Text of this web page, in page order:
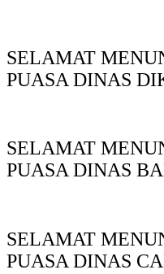
SELAMAT
PUASA DINAS
SELAMAT
PUASA DINAS
SELAMAT
PUASA DINAS